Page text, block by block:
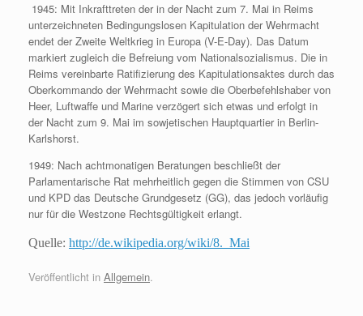
1945: Mit Inkrafttreten der in der Nacht zum 7. Mai in Reims
unterzeichneten Bedingungslosen Kapitulation der Wehrmacht
endet der Zweite Weltkrieg in Europa (V-E-Day). Das Datum
markiert zugleich die Befreiung vom Nationalsozialismus. Die in
Reims vereinbarte Ratifizierung des Kapitulationsaktes durch das
Oberkommando der Wehrmacht sowie die Oberbefehlshaber von
Heer, Luftwaffe und Marine verzögert sich etwas und erfolgt in
der Nacht zum 9. Mai im sowjetischen Hauptquartier in Berlin-
Karlshorst.
1949: Nach achtmonatigen Beratungen beschließt der
Parlamentarische Rat mehrheitlich gegen die Stimmen von CSU
und KPD das Deutsche Grundgesetz (GG), das jedoch vorläufig
nur für die Westzone Rechtsgültigkeit erlangt.
Quelle: http://de.wikipedia.org/wiki/8._Mai
Veröffentlicht in Allgemein.